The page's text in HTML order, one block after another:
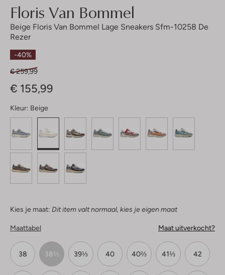
Floris Van Bommel
Beige Floris Van Bommel Lage Sneakers Sfm-10258 De
Rezer
-40%
€ 259,99
€ 155,99
Kleur: Beige
Kies je maat: Dit item valt normaal, kies je eigen maat
Maattabel Maat uitverkocht?
38 38⅔ 39⅓ 40 40⅔ 41⅓ 42